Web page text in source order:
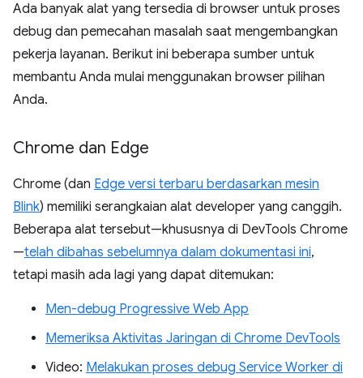
Ada banyak alat yang tersedia di browser untuk proses
debug dan pemecahan masalah saat mengembangkan
pekerja layanan. Berikut ini beberapa sumber untuk
membantu Anda mulai menggunakan browser pilihan
Anda.
Chrome dan Edge
Chrome (dan Edge versi terbaru berdasarkan mesin
Blink) memiliki serangkaian alat developer yang canggih.
Beberapa alat tersebut—khususnya di DevTools Chrome
—telah dibahas sebelumnya dalam dokumentasi ini,
tetapi masih ada lagi yang dapat ditemukan:
Men-debug Progressive Web App
Memeriksa Aktivitas Jaringan di Chrome DevTools
Video: Melakukan proses debug Service Worker di